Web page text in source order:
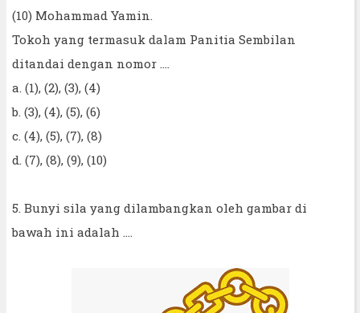
(10) Mohammad Yamin.
Tokoh yang termasuk dalam Panitia Sembilan
ditandai dengan nomor ….
a. (1), (2), (3), (4)
b. (3), (4), (5), (6)
c. (4), (5), (7), (8)
d. (7), (8), (9), (10)
5. Bunyi sila yang dilambangkan oleh gambar di
bawah ini adalah ....